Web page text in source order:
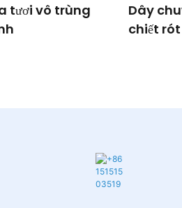
tươi vô trùng
Dây
chiết